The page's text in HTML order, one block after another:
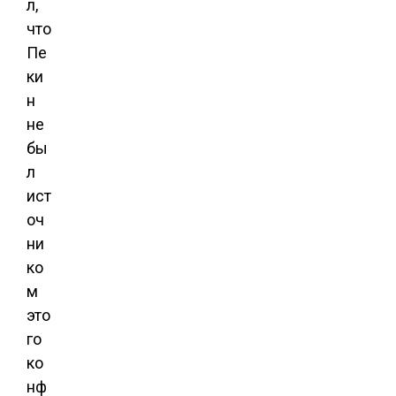
л,
что
Пе
ки
н
не
бы
л
ист
оч
ни
ко
м
это
го
ко
нф